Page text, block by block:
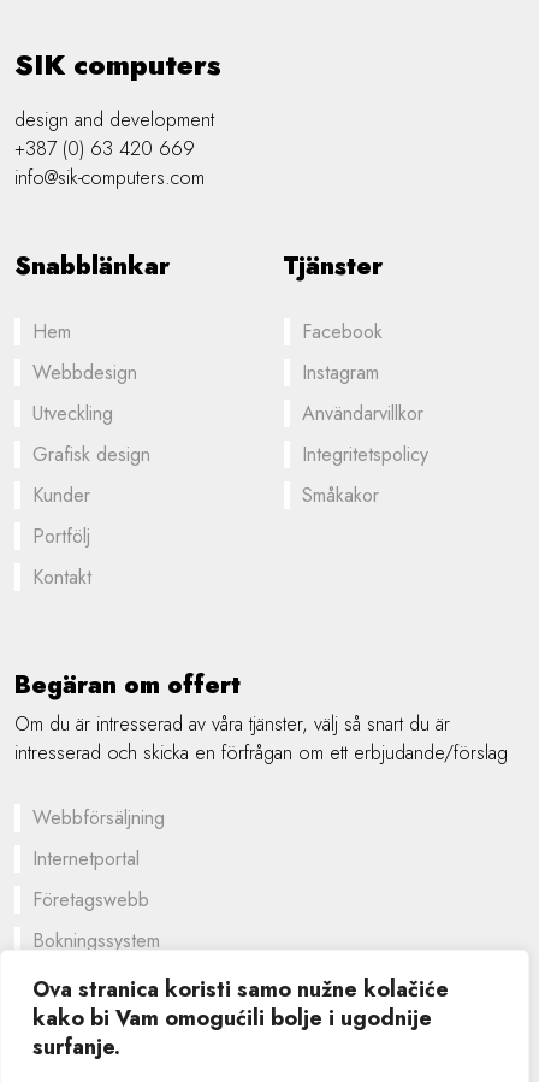
Ova stranica koristi samo nužne kolačiće
kako bi Vam omogućili bolje i ugodnije
surfanje.
SIK computers
design and development
+387 (0) 63 420 669
info@sik-computers.com
Snabblänkar
Hem
Webbdesign
Utveckling
Grafisk design
Kunder
Portfölj
Kontakt
Tjänster
Facebook
Instagram
Användarvillkor
Integritetspolicy
Småkakor
Begäran om offert
Om du är intresserad av våra tjänster, välj så snart du är
intresserad och skicka en förfrågan om ett erbjudande/förslag
Webbförsäljning
Internetportal
Företagswebb
Bokningssystem
En skräddarsydd lösning
Grafisk design